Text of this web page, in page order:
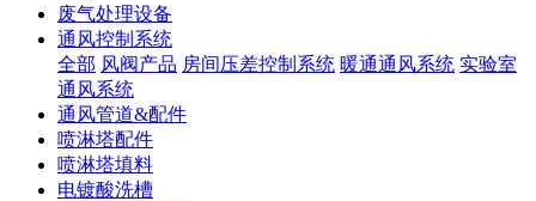
废气处理设备
通风控制系统
全部 风阀产品 房间压差控制系统 暖通通风系统 实验室
通风系统
通风管道&配件
喷淋塔配件
喷淋塔填料
电镀酸洗槽